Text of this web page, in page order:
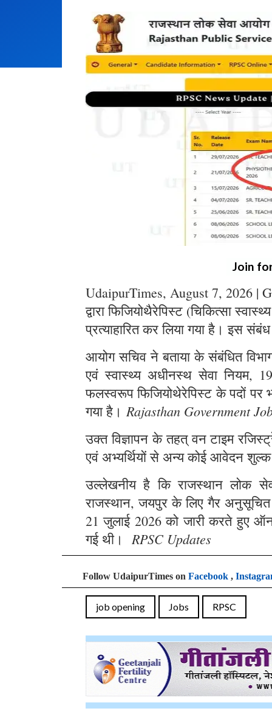
Join
UdaipurTimes, August 7, 2026 |
द्वारा फिजियोथैरेपिस्ट (चिकित्सा
प्रत्याहारित कर लिया गया है। इस
आयोग सचिव ने बताया के संबंधित
एवं स्वास्थ्य अधीनस्थ सेवा नियम,
फलस्वरूप फिजियोथेरेपिस्ट के पदों पर
गया है। Rajasthan Government
उक्त विज्ञापन के तहत् वन टाइम
एवं अभ्यर्थियों से अन्य कोई आवेदन शुल्क
उल्लेखनीय है कि राजस्थान लोक सेवा
राजस्थान, जयपुर के लिए गैर अनुसूचित
21 जुलाई 2026 को जारी करते हुए
गई थी। RPSC Updates
Follow UdaipurTimes on Facebook ,
job opening Jobs RPSC